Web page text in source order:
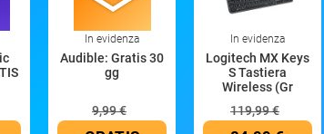
In evidenza
Audible: Gratis 30
gg
9,99 €
In evidenza
Logitech MX Keys
S Tastiera
Wireless (Gr
119,99 €